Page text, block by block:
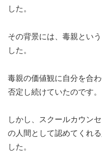
した。
その背景には、毒親とい
した。
毒親の価値観に自分を合
否定し続けていたのです。
しかし、スクールカウン
の人間として認めてくれ
した。